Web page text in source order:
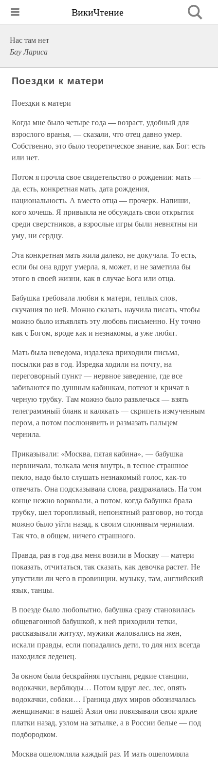
ВикиЧтение
Нас там нет
Бау Лариса
Поездки к матери
Поездки к матери
Когда мне было четыре года — возраст, удобный для
взрослого вранья, — сказали, что отец давно умер.
Собственно, это было теоретическое знание, как Бог: есть
или нет.
Потом я прочла свое свидетельство о рождении: мать —
да, есть, конкретная мать, дата рождения,
национальность. А вместо отца — прочерк. Напиши,
кого хочешь. Я привыкла не обсуждать свои открытия
среди сверстников, а взрослые игры были невнятны ни
уму, ни сердцу.
Эта конкретная мать жила далеко, не докучала. То есть,
если бы она вдруг умерла, я, может, и не заметила бы
этого в своей жизни, как в случае Бога или отца.
Бабушка требовала любви к матери, теплых слов,
скучания по ней. Можно сказать, научила писать, чтобы
можно было изъявлять эту любовь письменно. Ну точно
как с Богом, вроде как и незнакомы, а уже любят.
Мать была неведома, издалека приходили письма,
посылки раз в год. Изредка ходили на почту, на
переговорный пункт — нервное заведение, где все
забиваются по душным кабинкам, потеют и кричат в
черную трубку. Там можно было развлечься — взять
телеграммный бланк и калякать — скрипеть измученным
пером, а потом послюнявить и размазать пальцем
чернила.
Приказывали: «Москва, пятая кабина», — бабушка
нервничала, толкала меня внутрь, в тесное страшное
пекло, надо было слушать незнакомый голос, как-то
отвечать. Она подсказывала слова, раздражалась. На том
конце нежно ворковали, а потом, когда бабушка брала
трубку, шел торопливый, непонятный разговор, но тогда
можно было уйти назад, к своим слюнявым чернилам.
Так что, в общем, ничего страшного.
Правда, раз в год-два меня возили в Москву — матери
показать, отчитаться, так сказать, как девочка растет. Не
упустили ли чего в провинции, музыку, там, английский
язык, танцы.
В поезде было любопытно, бабушка сразу становилась
общевагонной бабушкой, к ней приходили тетки,
рассказывали житуху, мужики жаловались на жен,
искали правды, если попадались дети, то для них всегда
находился леденец.
За окном была бескрайняя пустыня, редкие станции,
водокачки, верблюды… Потом вдруг лес, лес, опять
водокачки, собаки… Граница двух миров обозначалась
женщинами: в нашей Азии они повязывали свои яркие
платки назад, узлом на затылке, а в России белые — под
подбородком.
Москва ошеломляла каждый раз. И мать ошеломляла